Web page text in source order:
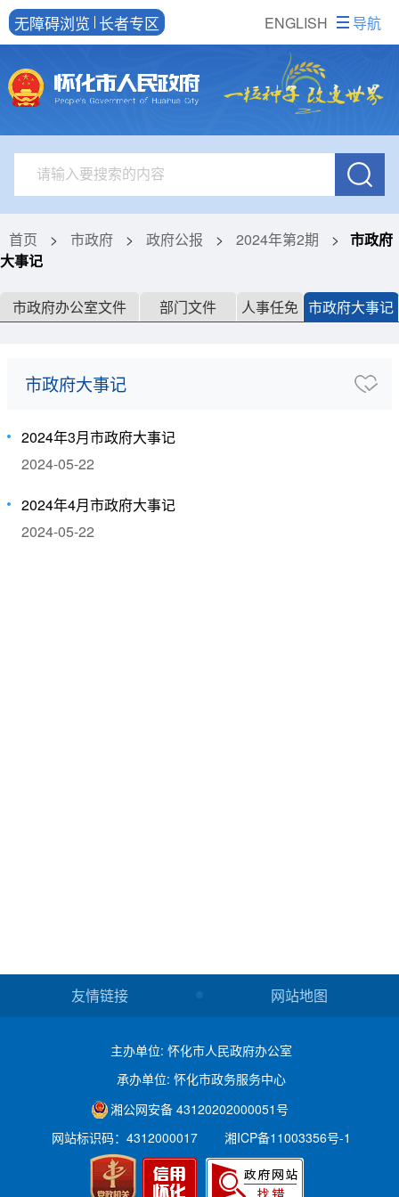
ENGLISH
无障碍浏览 长者专区 导航
首页 > 市政府 > 政府公报 > 2024年第2期 >
市政府
大事记
市政府办公室文件 部门文件 人事任免 市政府大事记
市政府大事记
2024年3月市政府大事记
2024-05-22
2024年4月市政府大事记
2024-05-22
友情链接 网站地图
主办单位: 怀化市人民政府办公室
承办单位: 怀化市政务服务中心
湘公网安备 43120202000051号
网站标识码：4312000017
湘ICP备11003356号-1